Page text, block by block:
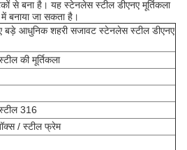
से बना है। यह स्टेनलेस स्टील डीएनए मूर्तिकला
बनाया जा सकता है।
बड़े आधुनिक शहरी सजावट स्टेनलेस स्टील डीएनए
की मूर्तिकला
316
/ स्टील फ्रेम